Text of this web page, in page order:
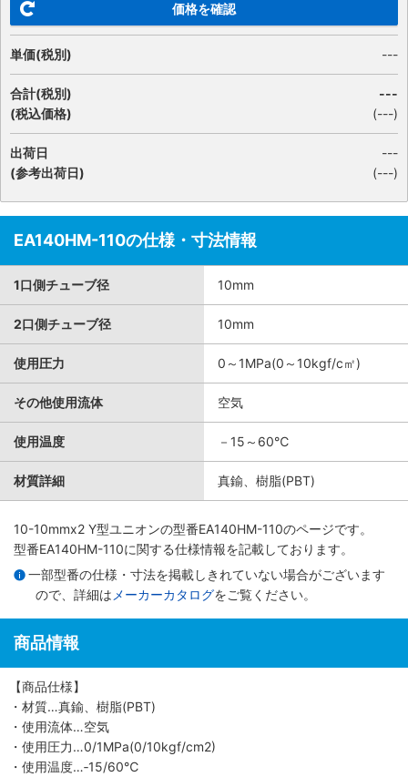
価格を確認
単価(税別) ---
合計(税別)
(税込価格)
---
(---)
出荷日
(参考出荷日)
---
(---)
EA140HM-110の仕様・寸法情報
1口側チューブ径 10mm
2口側チューブ径 10mm
使用圧力 0～1MPa(0～10kgf/c㎡)
その他使用流体 空気
使用温度 －15～60℃
材質詳細 真鍮、樹脂(PBT)
10-10mmx2 Y型ユニオンの型番EA140HM-110のページです。
型番EA140HM-110に関する仕様情報を記載しております。
一部型番の仕様・寸法を掲載しきれていない場合がございます
ので、詳細は メーカーカタログをご覧ください。
商品情報
【商品仕様】
・材質…真鍮、樹脂(PBT)
・使用流体…空気
・使用圧力…0/1MPa(0/10kgf/cm2)
・使用温度…‐15/60℃